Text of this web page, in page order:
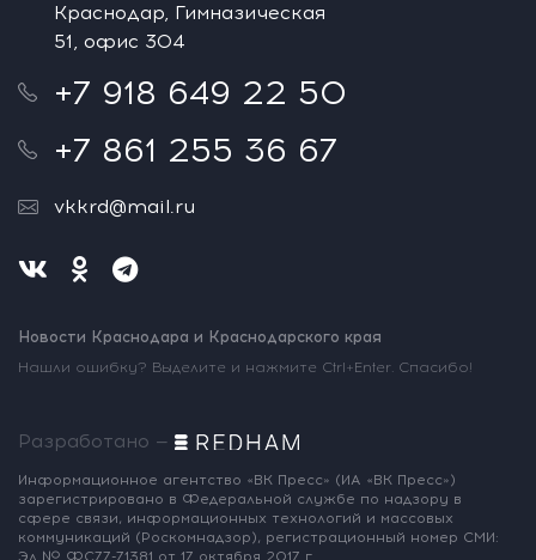
Краснодар, Гимназическая
51, офис 304
+7 918 649 22 50
+7 861 255 36 67
vkkrd@mail.ru
Новости Краснодара и Краснодарского края
Нашли ошибку? Выделите и нажмите Ctrl+Enter. Спасибо!
Разработано —
Информационное агентство «ВК Пресс» (ИА «ВК Пресс»)
зарегистрировано в Федеральной службе по надзору в
сфере связи, информационных технологий и массовых
коммуникаций (Роскомнадзор), регистрационный номер СМИ:
Эл № ФС77-71381 от 17 октября 2017 г.